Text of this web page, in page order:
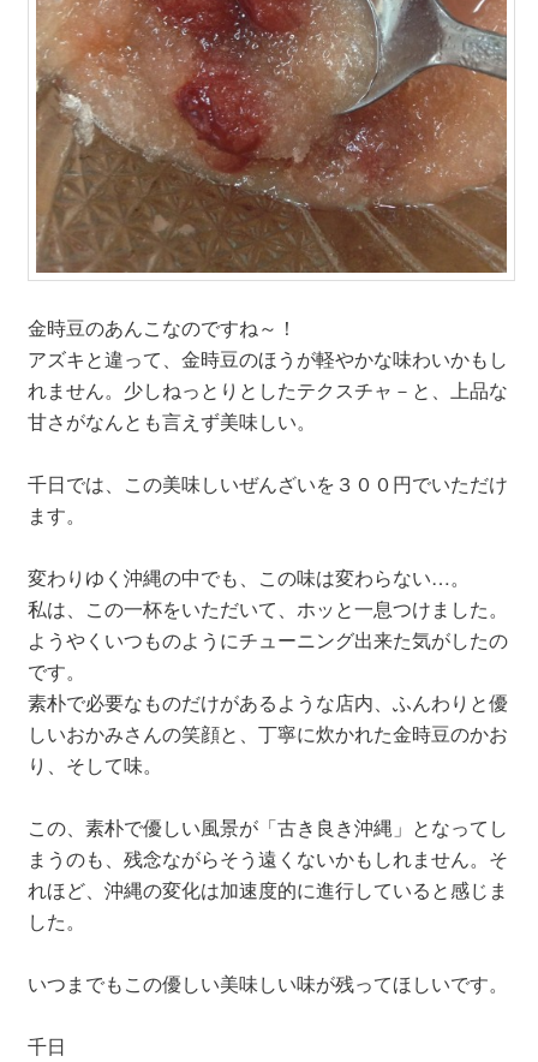
金時豆のあんこなのですね～！
アズキと違って、金時豆のほうが軽やかな味わいかもし
れません。少しねっとりとしたテクスチャ－と、上品な
甘さがなんとも言えず美味しい。
千日では、この美味しいぜんざいを３００円でいただけ
ます。
変わりゆく沖縄の中でも、この味は変わらない…。
私は、この一杯をいただいて、ホッと一息つけました。
ようやくいつものようにチューニング出来た気がしたの
です。
素朴で必要なものだけがあるような店内、ふんわりと優
しいおかみさんの笑顔と、丁寧に炊かれた金時豆のかお
り、そして味。
この、素朴で優しい風景が「古き良き沖縄」となってし
まうのも、残念ながらそう遠くないかもしれません。そ
れほど、沖縄の変化は加速度的に進行していると感じま
した。
いつまでもこの優しい美味しい味が残ってほしいです。
千日